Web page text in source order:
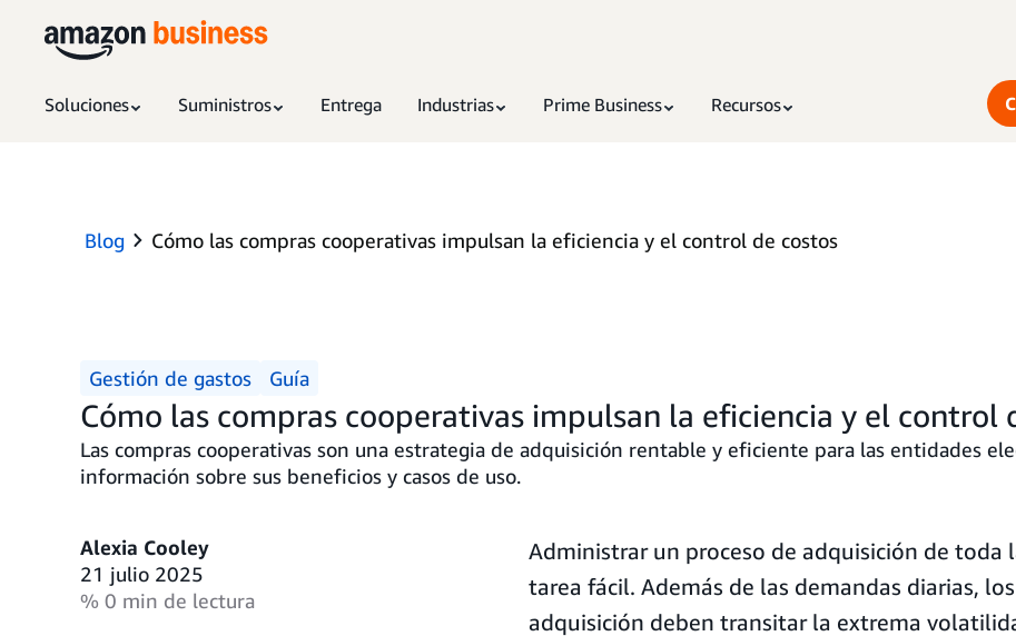
Soluciones Suministros Entrega Industrias Prime Business Recursos
Blog Cómo las compras cooperativas impulsan la eficiencia y el control de costos
Gestión de gastos Guía
Cómo las compras cooperativas impulsan la eficiencia y el control
Las compras cooperativas son una estrategia de adquisición rentable y eficiente para las entidades
información sobre sus beneficios y casos de uso.
Alexia Cooley
21 julio 2025
% 0 min de lectura
Administrar un proceso de adquisición de toda
tarea fácil. Además de las demandas diarias,
adquisición deben transitar la extrema